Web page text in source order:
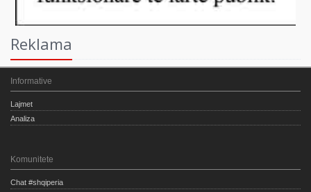
Reklama
Informative
Lajmet
Analiza
Komunitete
Chat #shqiperia